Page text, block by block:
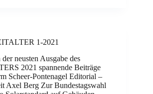
1-2021
neusten Ausgabe des
2021 spannende Beiträge
Scheer-Pontenagel Editorial –
Axel Berg Zur Bundestagswahl